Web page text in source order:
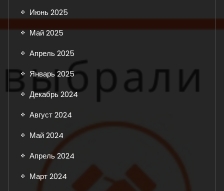
Июнь 2025
Май 2025
Апрель 2025
Январь 2025
Декабрь 2024
Август 2024
Май 2024
Апрель 2024
Март 2024